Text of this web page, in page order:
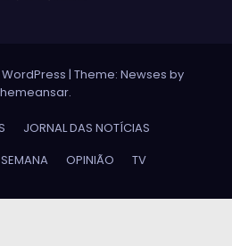
| Theme: Newses by
.
JORNAL DAS NOTÍCIAS
OPINIÃO TV